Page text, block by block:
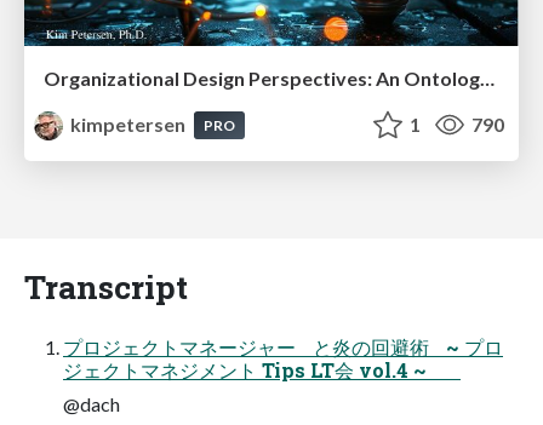
kimpetersen
PRO 1 790
Transcript
プロジェクトマネージャー と炎の回避術 ~ プロ
ジェクトマネジメント Tips LT会 vol.4 ~
@dach